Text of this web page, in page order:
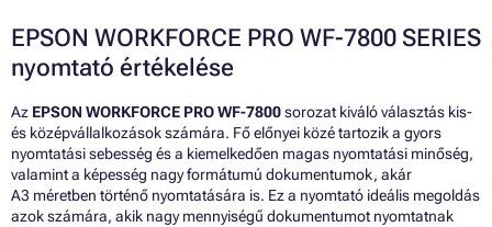
EPSON WORKFORCE PRO WF-7800 SERIES
nyomtató értékelése
Az EPSON WORKFORCE PRO WF-7800sorozat kiváló választás kis-
és középvállalkozások számára. Fő előnyei közé tartozik a gyors
nyomtatási sebesség és a kiemelkedően magas nyomtatási minőség,
valamint a képesség nagy formátumú dokumentumok, akár
A3 méretben történő nyomtatására is. Ez a nyomtató ideális megoldás
azok számára, akik nagy mennyiségű dokumentumot nyomtatnak